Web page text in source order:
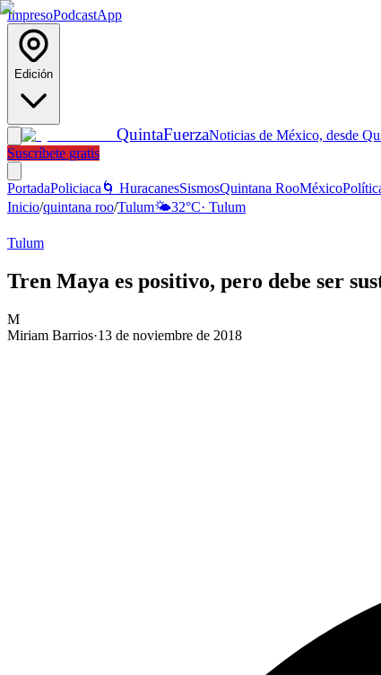
ImpresoPodcastApp
Edición
QuintaFuerzaNoticias de México, desde
Suscríbete gratis
PortadaPoliciaca 🌀 HuracanesSismosQuintana RooMéxico
Inicio/quintana roo/Tulum🌤️32°C· Tulum
Tulum
Tren Maya es positivo, pero debe ser
M
Miriam Barrios·13 de noviembre de 2018